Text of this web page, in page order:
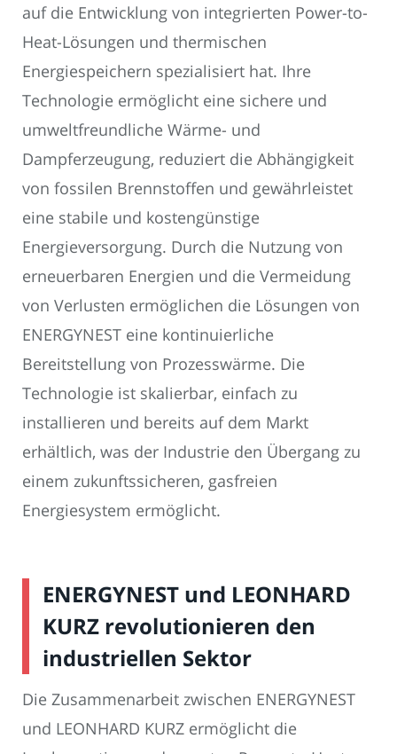
auf die Entwicklung von integrierten Power-to-
Heat-Lösungen und thermischen
Energiespeichern spezialisiert hat. Ihre
Technologie ermöglicht eine sichere und
umweltfreundliche Wärme- und
Dampferzeugung, reduziert die Abhängigkeit
von fossilen Brennstoffen und gewährleistet
eine stabile und kostengünstige
Energieversorgung. Durch die Nutzung von
erneuerbaren Energien und die Vermeidung
von Verlusten ermöglichen die Lösungen von
ENERGYNEST eine kontinuierliche
Bereitstellung von Prozesswärme. Die
Technologie ist skalierbar, einfach zu
installieren und bereits auf dem Markt
erhältlich, was der Industrie den Übergang zu
einem zukunftssicheren, gasfreien
Energiesystem ermöglicht.
ENERGYNEST und LEONHARD
KURZ revolutionieren den
industriellen Sektor
Die Zusammenarbeit zwischen ENERGYNEST
und LEONHARD KURZ ermöglicht die